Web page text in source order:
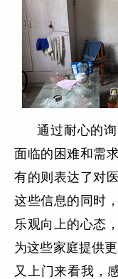
通过耐心的
面临的困难和需
有的则表达了对
这些信息的同时
乐观向上的心态
为这些家庭提供
又上门来看我，